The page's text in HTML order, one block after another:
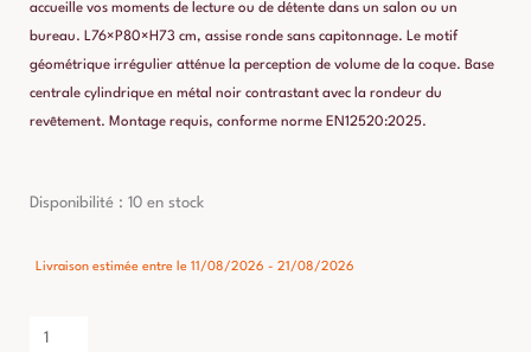
accueille vos moments de lecture ou de détente dans un salon ou un
bureau. L76×P80×H73 cm, assise ronde sans capitonnage. Le motif
géométrique irrégulier atténue la perception de volume de la coque. Base
centrale cylindrique en métal noir contrastant avec la rondeur du
revêtement. Montage requis, conforme norme EN12520:2025.
Disponibilité : 10 en stock
Livraison estimée entre le 11/08/2026 - 21/08/2026
quantité
Fauteuil
Crème-